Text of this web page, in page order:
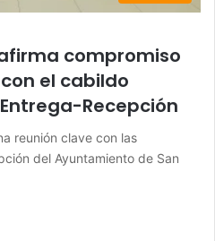
compromiso
el cabildo
Recepción
reunión clave con las
del Ayuntamiento de San